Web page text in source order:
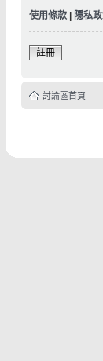
使用條款| 隱私
註冊
討論區首頁